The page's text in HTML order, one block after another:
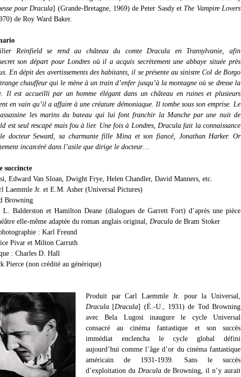
pour Dracula] (Grande-Bretagne, 1969) de Peter Sasdy et The Vampire Lovers
de Roy Ward Baker.
Reinfield se rend au château du comte Dracula en Transylvanie, afin
son départ pour Londres où il a acquis secrètement une abbaye située près
En dépit des avertissements des habitants, il se présente au sinistre Col de Borgo
chauffeur qui le mène à un train d’enfer jusqu’à la montagne où se dresse la
Il est accueilli par un homme élégant dans un château en ruines et plusieurs
en vain qu’il a affaire à une créature démoniaque. Il tombe sous son emprise. Le
les marins du bateau qui lui font franchir la Manche par une nuit de
est seul rescapé mais fou à lier. Une fois à Londres, Dracula fait la connaissance
docteur Seward, sa charmante fille Mina et son fiancé, Jonathan Harker. Or
incarcéré dans l’asile que dirige le docteur…
succincte
Edward Van Sloan, Dwight Frye, Helen Chandler, David Manners, etc.
Laemmle Jr. et E.M. Asher (Universal Pictures)
Browning
L. Balderston et Hamilton Deane (dialogues de Garrett Fort) d’après une pièce
elle-même adaptée du roman anglais original, Dracula de Bram Stoker
: Karl Freund
Pivar et Milton Carruth
: Charles D. Hall
Pierce (non crédité au générique)
Produit par Carl Laemmle Jr. pour la Universal,
Dracula [Dracula] (É.-U., 1931) de Tod Browning
avec Bela Lugosi inaugure le cycle Universal
consacré au cinéma fantastique et son succès
immédiat enclencha le cycle global défini
aujourd’hui comme l’âge d’or du cinéma fantastique
américain de 1931-1939. Sans le succès
d’exploitation du Draculade Browning, il n’y aurait